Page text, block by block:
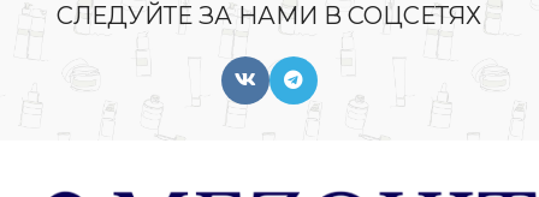
СЛЕДУЙТЕ ЗА НАМИ В СОЦСЕТЯХ